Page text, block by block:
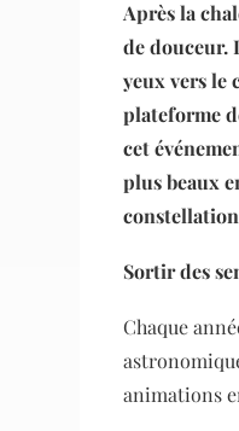
Après la
de douceur.
yeux vers le
plateforme
cet
plus beaux
Sortir des
Chaque
animations